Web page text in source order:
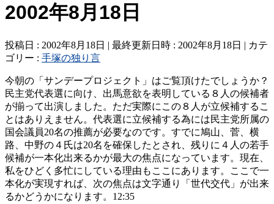
2002年8月18日
投稿日 : 2002年8月18日 最終更新日時 : 2002年8月18日
カテ
ゴリー : 手塚の独り言
今朝の「サンデープロジェクト」はご覧頂けたでしょうか？
民主党代表選に向け、出馬意欲を表明している８人の候補者
が揃って出演しました。ただ実際にこの８人が立候補するこ
とはありえません。代表選に立候補する為には民主党所属の
国会議員20名の推薦が必要なのです。すでに鳩山、菅、横
路、中野の４氏は20名を確保したとされ、残りに４人の若手
候補が一本化出来るかが最大の焦点になっています。現在、
私をひどく多忙にしている理由もここにあります。ここで一
本化が実現すれば、次の焦点は文字通り「世代交代」が出来
るかどうかになります。12:35